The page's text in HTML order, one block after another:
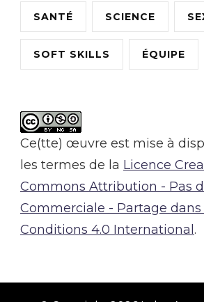
SANTÉ SCIENCE
SOFT SKILLS ÉQUIPE
Ce(tte) œuvre est mise à
les termes de la Licence
Commons Attribution - Pas
Commerciale - Partage dans
Conditions 4.0 International .